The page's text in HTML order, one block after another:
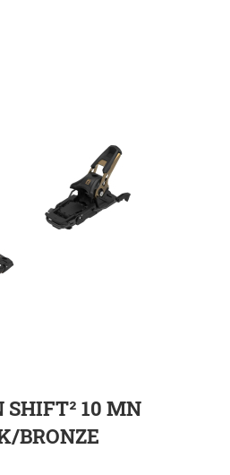
SHIFT² 10 MN
BRONZE